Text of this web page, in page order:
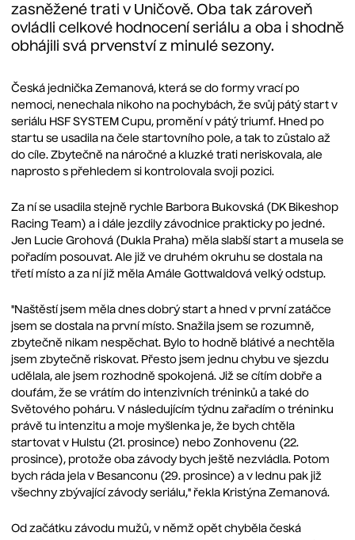
zasněžené trati v Uničově. Oba tak zároveň
ovládli celkové hodnocení seriálu a oba i shodně
obhájili svá prvenství z minulé sezony.
Česká jednička Zemanová, která se do formy vrací po
nemoci, nenechala nikoho na pochybách, že svůj pátý start v
seriálu HSF SYSTEM Cupu, promění v pátý triumf. Hned po
startu se usadila na čele startovního pole, a tak to zůstalo až
do cíle. Zbytečně na náročné a kluzké trati neriskovala, ale
naprosto s přehledem si kontrolovala svoji pozici.
Za ní se usadila stejně rychle Barbora Bukovská (DK Bikeshop
Racing Team) a i dále jezdily závodnice prakticky po jedné.
Jen Lucie Grohová (Dukla Praha) měla slabší start a musela se
pořadím posouvat. Ale již ve druhém okruhu se dostala na
třetí místo a za ní již měla Amále Gottwaldová velký odstup.
"Naštěstí jsem měla dnes dobrý start a hned v první zatáčce
jsem se dostala na první místo. Snažila jsem se rozumně,
zbytečně nikam nespěchat. Bylo to hodně blátivé a nechtěla
jsem zbytečně riskovat. Přesto jsem jednu chybu ve sjezdu
udělala, ale jsem rozhodně spokojená. Již se cítím dobře a
doufám, že se vrátím do intenzivních tréninků a také do
Světového poháru. V následujícím týdnu zařadím o tréninku
právě tu intenzitu a moje myšlenka je, že bych chtěla
startovat v Hulstu (21. prosince) nebo Zonhovenu (22.
prosince), protože oba závody bych ještě nezvládla. Potom
bych ráda jela v Besanconu (29. prosince) a v lednu pak již
všechny zbývající závody seriálu," řekla Kristýna Zemanová.
Od začátku závodu mužů, v němž opět chyběla česká